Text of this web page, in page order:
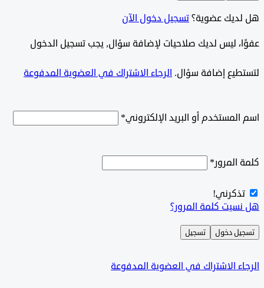
عضوية؟تسجيل دخول الآن
ليس لديك صلاحيات لإضافة سؤال, يجب تسجيل الدخول
إضافة سؤال.الرجاء الاشتراك في العضوية المدفوعة
أو البريد الإلكتروني*
*
كلمة المرور؟
دخول تسجيل
الاشتراك في العضوية المدفوعة